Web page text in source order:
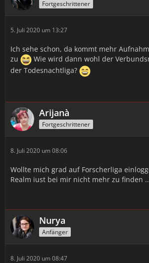
Fortgeschrittener
5. Juli 2020 um 13:27
Ich sehe schon, da kommt mehr
zu
Wie wird dann wohl der
der Todesnachtliga?
Arijanà
Fortgeschrittener
8. Juli 2020 um 08:06
Wollte mich grad auf Forscherliga
Realm iust bei mir nicht mehr zu finden
Nurya
Anfänger
8. Juli 2020 um 08:47